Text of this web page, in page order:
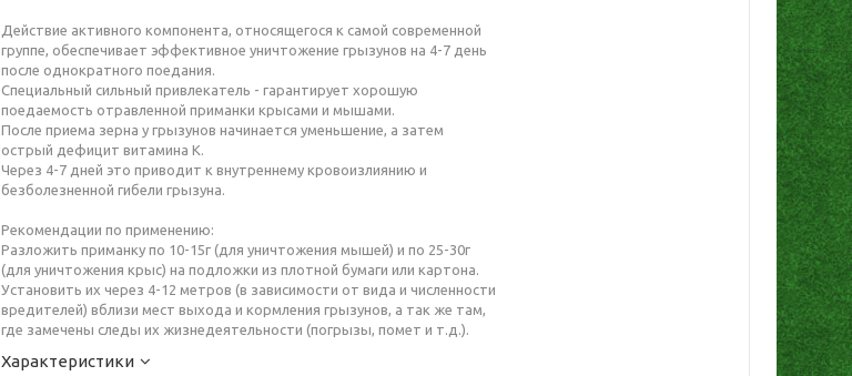
Действие активного компонента, относящегося к самой современной
группе, обеспечивает эффективное уничтожение грызунов на 4-7 день
после однократного поедания.
Специальный сильный привлекатель - гарантирует хорошую
поедаемость отравленной приманки крысами и мышами.
После приема зерна у грызунов начинается уменьшение, а затем
острый дефицит витамина К.
Через 4-7 дней это приводит к внутреннему кровоизлиянию и
безболезненной гибели грызуна.
Рекомендации по применению:
Разложить приманку по 10-15г (для уничтожения мышей) и по 25-30г
(для уничтожения крыс) на подложки из плотной бумаги или картона.
Установить их через 4-12 метров (в зависимости от вида и численности
вредителей) вблизи мест выхода и кормления грызунов, а так же там,
где замечены следы их жизнедеятельности (погрызы, помет и т.д.).
Характеристики